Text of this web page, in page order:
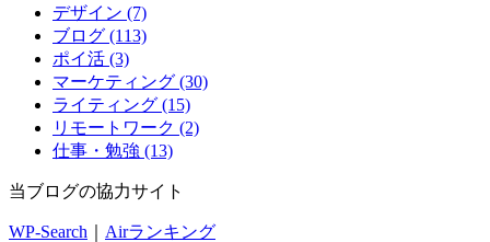
デザイン (7)
ブログ (113)
ポイ活 (3)
マーケティング (30)
ライティング (15)
リモートワーク (2)
仕事・勉強 (13)
当ブログの協力サイト
WP-Search Airランキング